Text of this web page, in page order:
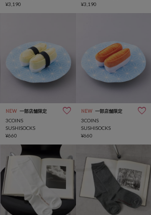
¥3,190
¥3,190
NEW 一部店舗限定
3COINS
SUSHISOCKS
¥660
NEW 一部店舗限定
3COINS
SUSHISOCKS
¥660